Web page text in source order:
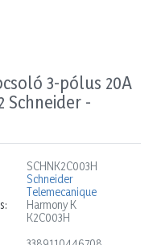
3-pólus 20A
Schneider -
SCHNK2C003H
Schneider
Telemecanique
Harmony K
K2C003H